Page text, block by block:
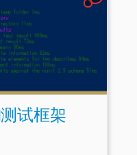
测试框架